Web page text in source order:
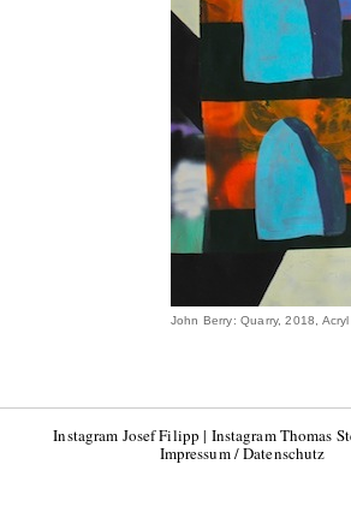
John Berry: Quarry, 2018,
Instagram Josef Filipp | Instagram Thomas
Impressum / Datenschutz